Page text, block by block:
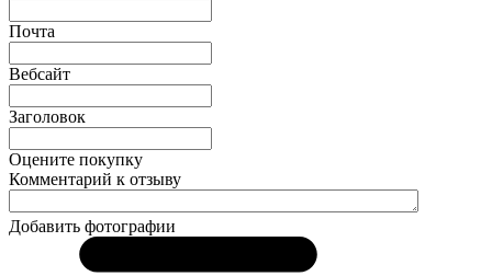
Почта
Вебсайт
Заголовок
Оцените покупку
Комментарий к отзыву
Добавить фотографии